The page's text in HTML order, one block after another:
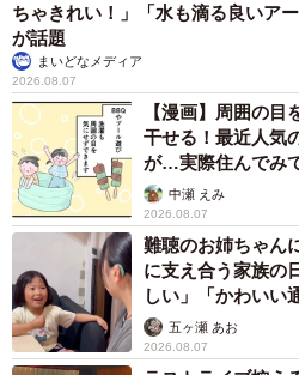
ちゃきれい！」「水も滴る良いア
が話題
まいどなメディア
2026.08.07
【漫画】周囲の
干せる！最近人気
が…実際住んでみ
中瀬 えみ
2026.08.07
難聴のお姉ちゃん
に支え合う家族の
しい」「かわいい
五ヶ瀬 あお
2026.08.07